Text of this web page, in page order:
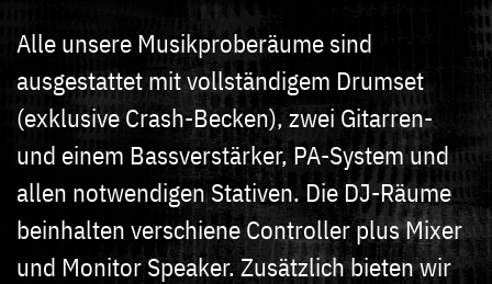
Alle unsere Musikproberäume sind
ausgestattet mit vollständigem Drumset
(exklusive Crash-Becken), zwei Gitarren-
und einem Bassverstärker, PA-System und
allen notwendigen Stativen. Die DJ-Räume
beinhalten verschiene Controller plus Mixer
und Monitor Speaker. Zusätzlich bieten wir